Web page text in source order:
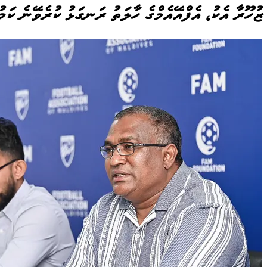
ޒުހޫރާ އެކު، އެފްއޭއެމްގެ ހާލަތު ރަނގަޅު ކުރެވޭނެ